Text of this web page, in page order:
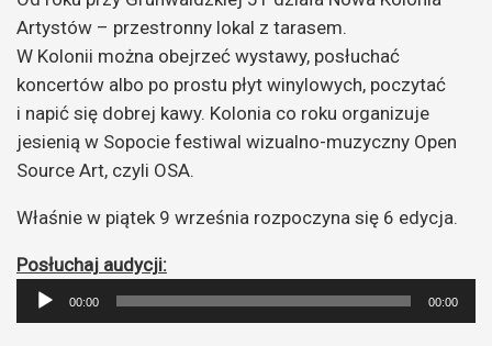
Artystów – przestronny lokal z tarasem.
W Kolonii można obejrzeć wystawy, posłuchać
koncertów albo po prostu płyt winylowych, poczytać
i napić się dobrej kawy. Kolonia co roku organizuje
jesienią w Sopocie festiwal wizualno-muzyczny Open
Source Art, czyli OSA.
Właśnie w piątek 9 września rozpoczyna się 6 edycja.
Posłuchaj audycji:
Odtwarzacz
plików
00:00 00:00